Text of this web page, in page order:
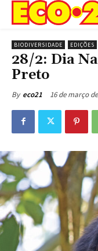
BIODIVERSIDADE EDIÇÕES
28/2: Dia
Preto
By eco21 16 de março